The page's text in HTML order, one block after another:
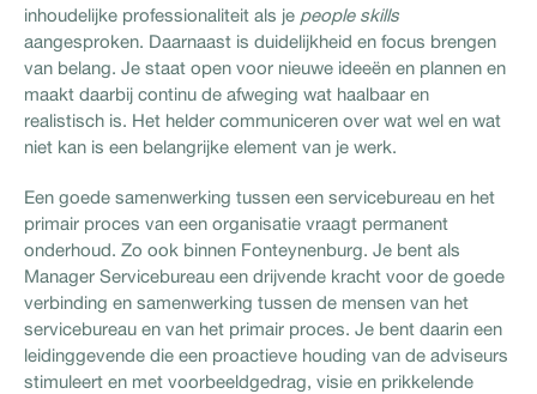
inhoudelijke professionaliteit als je people skills
aangesproken. Daarnaast is duidelijkheid en focus brengen
van belang. Je staat open voor nieuwe ideeën en plannen en
maakt daarbij continu de afweging wat haalbaar en
realistisch is. Het helder communiceren over wat wel en wat
niet kan is een belangrijke element van je werk.
Een goede samenwerking tussen een servicebureau en het
primair proces van een organisatie vraagt permanent
onderhoud. Zo ook binnen Fonteynenburg. Je bent als
Manager Servicebureau een drijvende kracht voor de goede
verbinding en samenwerking tussen de mensen van het
servicebureau en van het primair proces. Je bent daarin een
leidinggevende die een proactieve houding van de adviseurs
stimuleert en met voorbeeldgedrag, visie en prikkelende